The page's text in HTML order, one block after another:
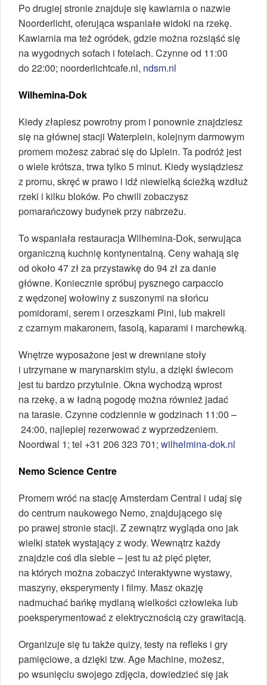
Po drugiej stronie znajduje się kawiarnia o nazwie
Noorderlicht, oferująca wspaniałe widoki na rzekę.
Kawiarnia ma też ogródek, gdzie można rozsiąść się
na wygodnych sofach i fotelach. Czynne od 11:00
do 22:00; noorderlichtcafe.nl, ndsm.nl
Wilhemina-Dok
Kiedy złapiesz powrotny prom i ponownie znajdziesz
się na głównej stacji Waterplein, kolejnym darmowym
promem możesz zabrać się do IJplein. Ta podróż jest
o wiele krótsza, trwa tylko 5 minut. Kiedy wysiądziesz
z promu, skręć w prawo i idź niewielką ścieżką wzdłuż
rzeki i kilku bloków. Po chwili zobaczysz
pomarańczowy budynek przy nabrzeżu.
To wspaniała restauracja Wilhemina-Dok, serwująca
organiczną kuchnię kontynentalną. Ceny wahają się
od około 47 zł za przystawkę do 94 zł za danie
główne. Koniecznie spróbuj pysznego carpaccio
z wędzonej wołowiny z suszonymi na słońcu
pomidorami, serem i orzeszkami Pini, lub makreli
z czarnym makaronem, fasolą, kaparami i marchewką.
Wnętrze wyposażone jest w drewniane stoły
i utrzymane w marynarskim stylu, a dzięki świecom
jest tu bardzo przytulnie. Okna wychodzą wprost
na rzekę, a w ładną pogodę można również jadać
na tarasie. Czynne codziennie w godzinach 11:00 –
24:00, najlepiej rezerwować z wyprzedzeniem.
Noordwal 1; tel +31 206 323 701; wilhelmina-dok.nl
Nemo Science Centre
Promem wróć na stację Amsterdam Central i udaj się
do centrum naukowego Nemo, znajdującego się
po prawej stronie stacji. Z zewnątrz wygląda ono jak
wielki statek wystający z wody. Wewnątrz każdy
znajdzie coś dla siebie – jest tu aż pięć pięter,
na których można zobaczyć interaktywne wystawy,
maszyny, eksperymenty i filmy. Masz okazję
nadmuchać bańkę mydlaną wielkości człowieka lub
poeksperymentować z elektrycznością czy grawitacją.
Organizuje się tu także quizy, testy na refleks i gry
pamięciowe, a dzięki tzw. Age Machine, możesz,
po wsunięciu swojego zdjęcia, dowiedzieć się jak